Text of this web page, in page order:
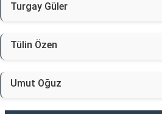
Turgay Güler
Tülin Özen
Umut Oğuz